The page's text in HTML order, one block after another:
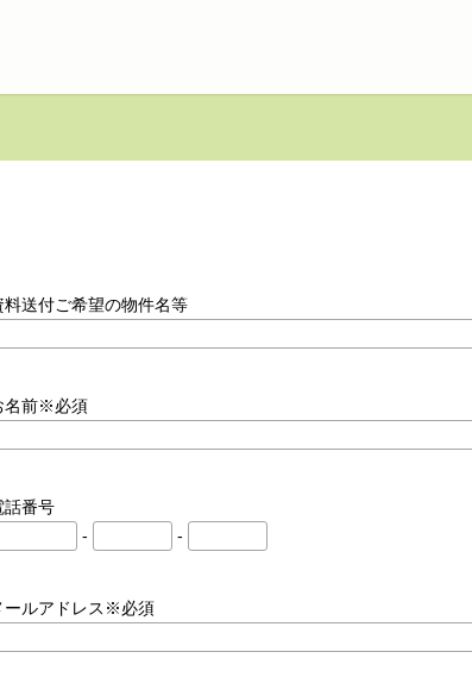
料送付ご希望の物件名等
名前※必須
話番号
-
-
ールアドレス※必須